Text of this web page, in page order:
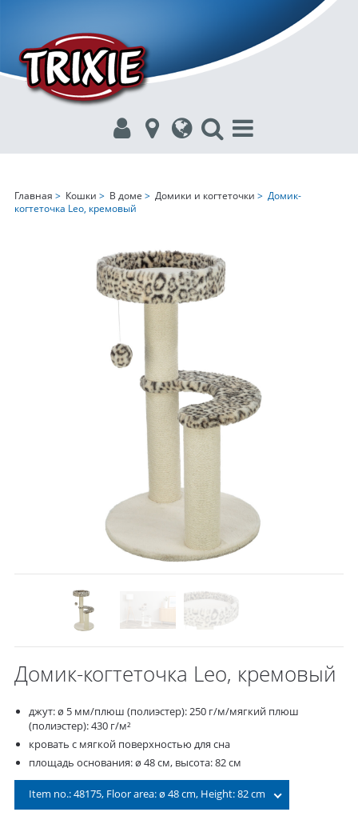
Главная > Кошки > В доме > Домики и когтеточки > Домик-
когтеточка Leo, кремовый
Домик-когтеточка Leo, кремовый
джут: ø 5 мм/плюш (полиэстер): 250 г/м/мягкий плюш
(полиэстер): 430 г/м²
кровать с мягкой поверхностью для сна
площадь основания: ø 48 см, высота: 82 см
Item no.: 48175, Floor area: ø 48 cm, Height: 82 cm